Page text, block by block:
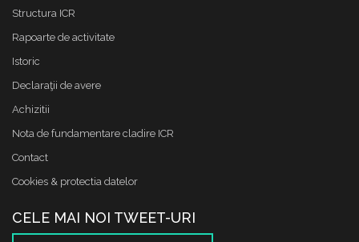
Structura ICR
Rapoarte de activitate
Istoric
Declaraţii de avere
Achizitii
Nota de fundamentare cladire ICR
Contact
Cookies & protectia datelor
CELE MAI NOI TWEET-URI